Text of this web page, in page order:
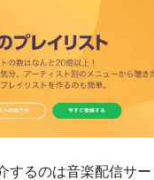
するのは音楽配信サー